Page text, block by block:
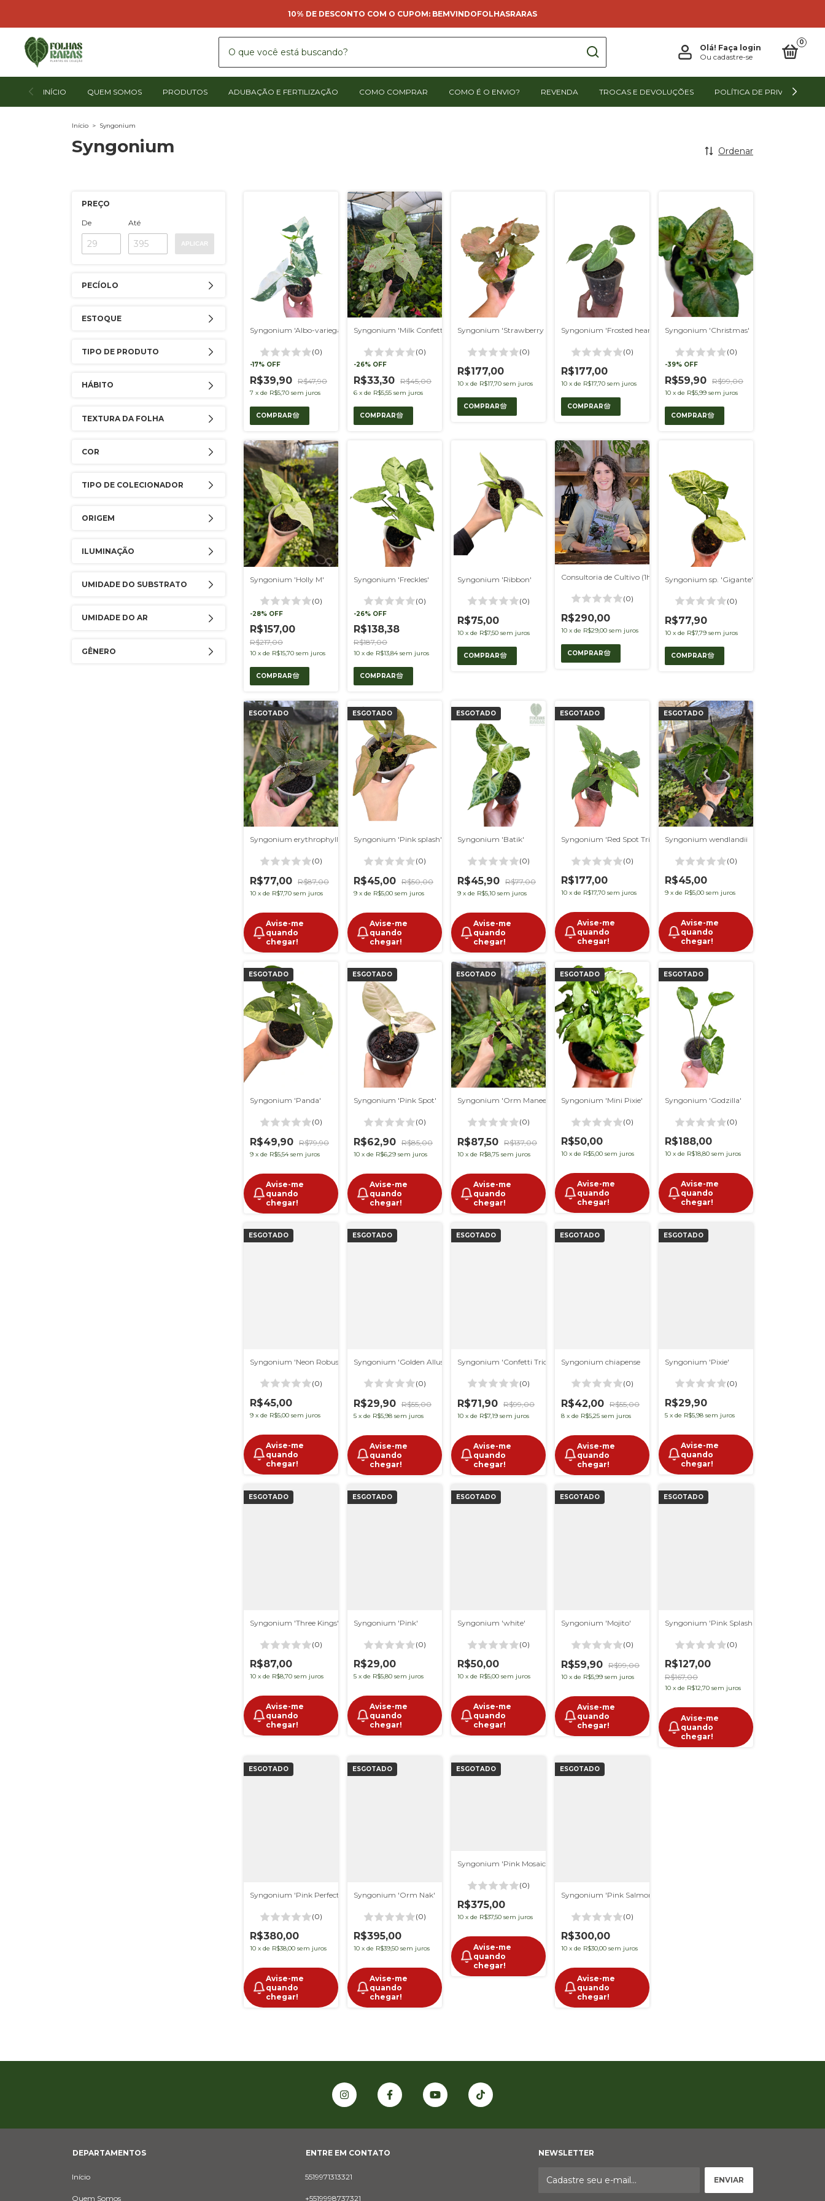
10% DE DESCONTO COM O CUPOM: BEMVINDOFOLHASRARAS
Olá! Faça login
Ou cadastre-se
0
INÍCIO QUEM SOMOS PRODUTOS ADUBAÇÃO E FERTILIZAÇÃO COMO COMPRAR COMO É O ENVIO? REVENDA TROCAS E DEVOLUÇÕES POLÍTICA DE PRIVACIDADE
Início > Syngonium
Syngonium Ordenar
PREÇO
De Até
APLICAR
PECÍOLO
ESTOQUE
TIPO DE PRODUTO
HÁBITO
TEXTURA DA FOLHA
COR
TIPO DE COLECIONADOR
ORIGEM
ILUMINAÇÃO
UMIDADE DO SUBSTRATO
UMIDADE DO AR
GÊNERO
Syngonium 'Albo-variegatum'
(0)
-17% OFF
R$39,90 R$47,90
7 x de R$5,70 sem juros
Syngonium 'Milk Confetti'
(0)
-26% OFF
R$33,30 R$45,00
6 x de R$5,55 sem juros
Syngonium 'Strawberry ice'
(0)
R$177,00
10 x de R$17,70 sem juros
Syngonium 'Frosted heart'
(0)
R$177,00
10 x de R$17,70 sem juros
Syngonium 'Christmas'
(0)
-39% OFF
R$59,90 R$99,00
10 x de R$5,99 sem juros
Syngonium 'Holly M'
(0)
-28% OFF
R$157,00
R$217,00
10 x de R$15,70 sem juros
Syngonium 'Freckles'
(0)
-26% OFF
R$138,38
R$187,00
10 x de R$13,84 sem juros
Syngonium 'Ribbon'
(0)
R$75,00
10 x de R$7,50 sem juros
Consultoria de Cultivo (1h)
(0)
R$290,00
10 x de R$29,00 sem juros
Syngonium sp. 'Gigante'
(0)
R$77,90
10 x de R$7,79 sem juros
ESGOTADO
Syngonium erythrophyllum 'Red Arrow'
(0)
R$77,00 R$87,00
10 x de R$7,70 sem juros
Avise-me
quando
chegar!
ESGOTADO
Syngonium 'Pink splash'
(0)
R$45,00 R$50,00
9 x de R$5,00 sem juros
Avise-me
quando
chegar!
ESGOTADO
Syngonium 'Batik'
(0)
R$45,90 R$77,00
9 x de R$5,10 sem juros
Avise-me
quando
chegar!
ESGOTADO
Syngonium 'Red Spot Tricolor'
(0)
R$177,00
10 x de R$17,70 sem juros
Avise-me
quando
chegar!
ESGOTADO
Syngonium wendlandii
(0)
R$45,00
9 x de R$5,00 sem juros
Avise-me
quando
chegar!
ESGOTADO
Syngonium 'Panda'
(0)
R$49,90 R$79,90
9 x de R$5,54 sem juros
Avise-me
quando
chegar!
ESGOTADO
Syngonium 'Pink Spot'
(0)
R$62,90 R$85,00
10 x de R$6,29 sem juros
Avise-me
quando
chegar!
ESGOTADO
Syngonium 'Orm Manee'
(0)
R$87,50 R$137,00
10 x de R$8,75 sem juros
Avise-me
quando
chegar!
ESGOTADO
Syngonium 'Mini Pixie'
(0)
R$50,00
10 x de R$5,00 sem juros
Avise-me
quando
chegar!
ESGOTADO
Syngonium 'Godzilla'
(0)
R$188,00
10 x de R$18,80 sem juros
Avise-me
quando
chegar!
ESGOTADO
Syngonium 'Neon Robusta'
(0)
R$45,00
9 x de R$5,00 sem juros
Avise-me
quando
chegar!
ESGOTADO
Syngonium 'Golden Allusion'
(0)
R$29,90 R$55,00
5 x de R$5,98 sem juros
Avise-me
quando
chegar!
ESGOTADO
Syngonium 'Confetti Tricolor'
(0)
R$71,90 R$99,00
10 x de R$7,19 sem juros
Avise-me
quando
chegar!
ESGOTADO
Syngonium chiapense
(0)
R$42,00 R$55,00
8 x de R$5,25 sem juros
Avise-me
quando
chegar!
ESGOTADO
Syngonium 'Pixie'
(0)
R$29,90
5 x de R$5,98 sem juros
Avise-me
quando
chegar!
ESGOTADO
Syngonium 'Three Kings'
(0)
R$87,00
10 x de R$8,70 sem juros
Avise-me
quando
chegar!
ESGOTADO
Syngonium 'Pink'
(0)
R$29,00
5 x de R$5,80 sem juros
Avise-me
quando
chegar!
ESGOTADO
Syngonium 'white'
(0)
R$50,00
10 x de R$5,00 sem juros
Avise-me
quando
chegar!
ESGOTADO
Syngonium 'Mojito'
(0)
R$59,90 R$99,00
10 x de R$5,99 sem juros
Avise-me
quando
chegar!
ESGOTADO
Syngonium 'Pink Splash Allusion'
(0)
R$127,00
R$167,00
10 x de R$12,70 sem juros
Avise-me
quando
chegar!
ESGOTADO
Syngonium 'Pink Perfection' M
(0)
R$380,00
10 x de R$38,00 sem juros
Avise-me
quando
chegar!
ESGOTADO
Syngonium 'Orm Nak'
(0)
R$395,00
10 x de R$39,50 sem juros
Avise-me
quando
chegar!
ESGOTADO
Syngonium 'Pink Mosaic'
(0)
R$375,00
10 x de R$37,50 sem juros
Avise-me
quando
chegar!
ESGOTADO
Syngonium 'Pink Salmon'
(0)
R$300,00
10 x de R$30,00 sem juros
Avise-me
quando
chegar!
DEPARTAMENTOS
Início
Quem Somos
ENTRE EM CONTATO
5519971313321
+5519998737321
NEWSLETTER